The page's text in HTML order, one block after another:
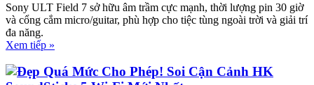
Sony ULT Field 7 sở hữu âm trầm cực mạnh, thời lượng pin 30 giờ
và cổng cắm micro/guitar, phù hợp cho tiệc tùng ngoài trời và giải trí
đa năng.
Xem tiếp »
Đẹp Quá Mức Cho Phép! Soi Cận Cảnh HK